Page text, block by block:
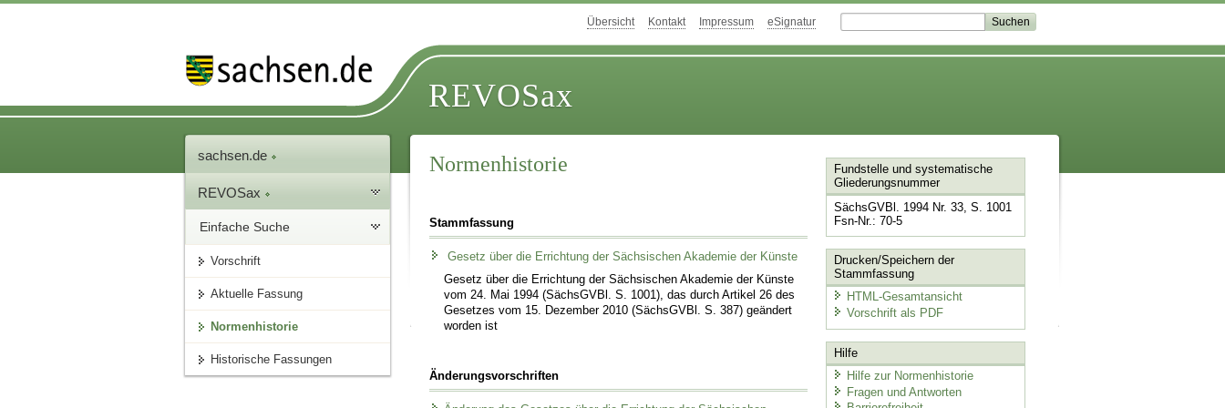
Übersicht Kontakt Impressum eSignatur
REVOSax
sachsen.de
REVOSax
Einfache Suche
Vorschrift
Aktuelle Fassung
Normenhistorie
Historische Fassungen
Normenhistorie
Stammfassung
Gesetz über die Errichtung der Sächsischen Akademie der Künste
Gesetz über die Errichtung der Sächsischen Akademie der Künste
vom 24. Mai 1994 (SächsGVBl. S. 1001), das durch Artikel 26 des
Gesetzes vom 15. Dezember 2010 (SächsGVBl. S. 387) geändert
worden ist
Änderungsvorschriften
Fundstelle und systematische
Gliederungsnummer
SächsGVBl. 1994 Nr. 33, S. 1001
Fsn-Nr.: 70-5
Drucken/Speichern der
Stammfassung
HTML-Gesamtansicht
Vorschrift als PDF
Hilfe
Hilfe zur Normenhistorie
Fragen und Antworten